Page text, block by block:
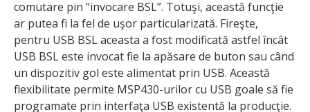
comutare pin “invocare BSL”. Totuşi, această funcţie
ar putea fi la fel de uşor par­ti­cularizată. Fireşte,
pentru USB BSL aceasta a fost modificată astfel încât
USB BSL este invocat fie la apăsare de buton sau când
un dispozitiv gol este ali­mentat prin USB. Această
flexibilitate permite MSP430-urilor cu USB goale să fie
programate prin interfaţa USB existentă la producţie.